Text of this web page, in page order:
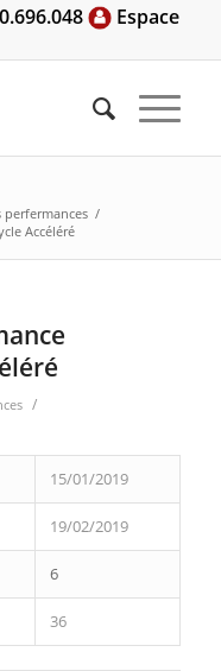
Espace
perfermances /
Accéléré
/
15/01/2019
19/02/2019
6
36